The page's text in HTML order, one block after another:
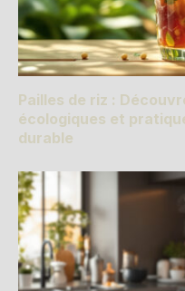
Pailles de riz :
écologiques et
durable